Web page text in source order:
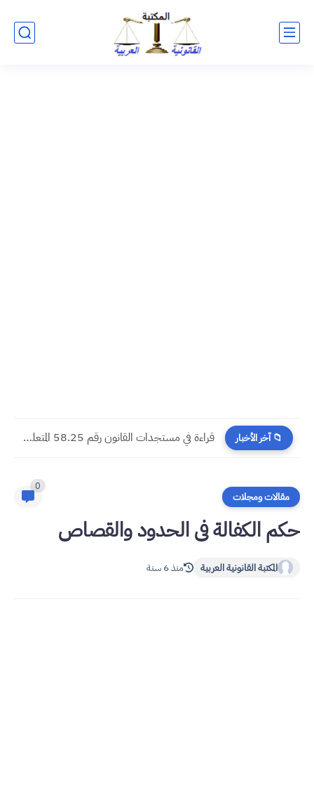
📁 آخر الأخبار ​قراءة في مستجدات القانون رقم 58.25 المتعلق بالمسطرة المدنية
مقالات ومجلات
0
حکم الکفالة فی الحدود والقصاص
المكتبة القانونية العربية منذ 6 سنة